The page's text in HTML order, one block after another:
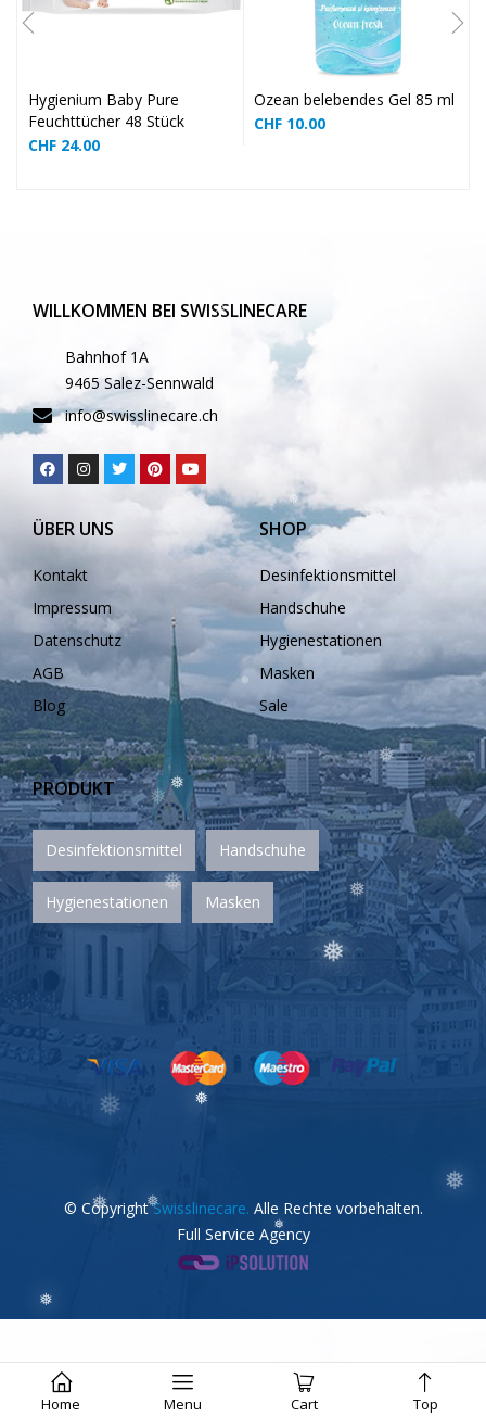
Home Menu Cart Top
Hygienium Baby Pure
Feuchttücher 48 Stück
CHF 24.00
Ozean belebendes Gel 85 ml
CHF 10.00
WILLKOMMEN BEI SWISSLINECARE
Bahnhof 1A
9465 Salez-Sennwald
info@swisslinecare.ch
ÜBER UNS
Kontakt
Impressum
Datenschutz
AGB
Blog
SHOP
Desinfektionsmittel
Handschuhe
Hygienestationen
Masken
Sale
PRODUKT
Desinfektionsmittel Handschuhe
Hygienestationen Masken
© CopyrightSwisslinecare. Alle Rechte vorbehalten.
Full Service Agency
❅
❅
❅
❅
❅
❅
❅ ❅
❅
❅
❅
❅